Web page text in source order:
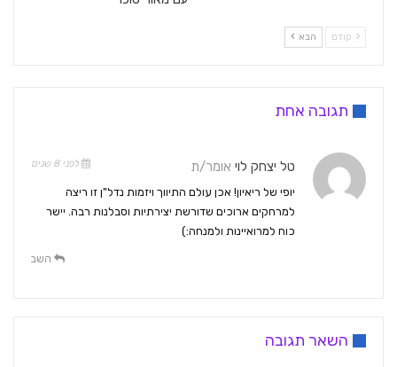
קודם הבא
תגובה אחת
טל יצחק לוי אומר/ת לפני 8 שנים
יופי של ריאיון! אכן עולם התיווך ויזמות נדל"ן זו ריצה
למרחקים ארוכים שדורשת יצירתיות וסבלנות רבה. יישר
כוח למרואיינות ולמנחה:)
השב
השאר תגובה